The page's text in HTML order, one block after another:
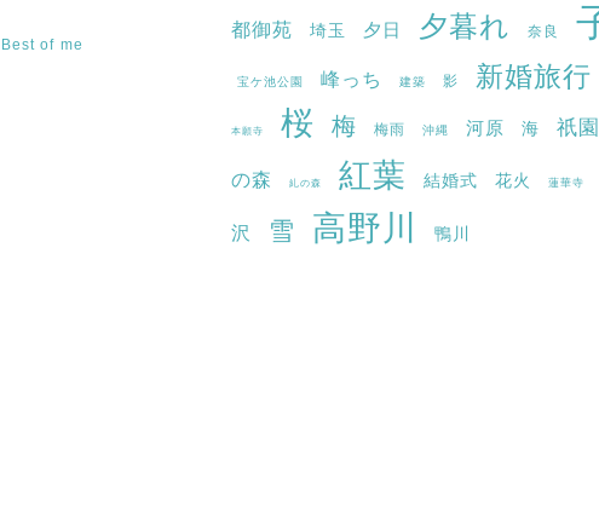
Best of me
都御苑 埼玉 夕日 夕暮れ 奈良
宝ケ池公園 峰っち 建築 影 新婚旅行
本願寺 桜 梅 梅雨 沖縄 河原 海 祇
の森 糺の森 紅葉 結婚式 花火 蓮華寺
沢 雪 高野川 鴨川